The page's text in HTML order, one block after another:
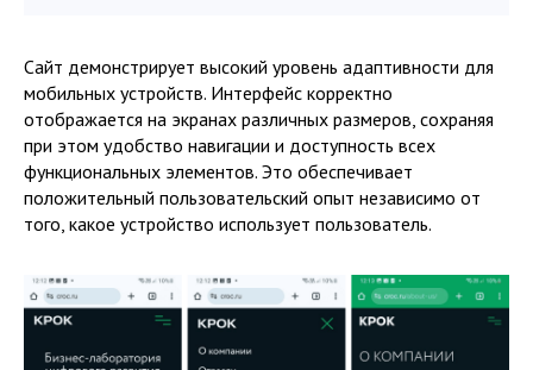
Сайт демонстрирует высокий уровень адаптивности для
мобильных устройств. Интерфейс корректно
отображается на экранах различных размеров, сохраняя
при этом удобство навигации и доступность всех
функциональных элементов. Это обеспечивает
положительный пользовательский опыт независимо от
того, какое устройство использует пользователь.